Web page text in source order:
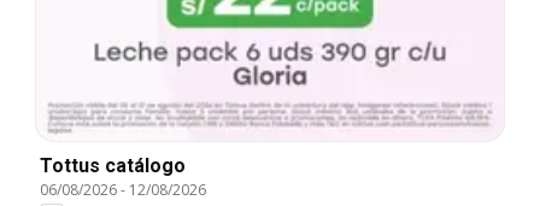
Tottus catálogo
06/08/2026- 12/08/2026